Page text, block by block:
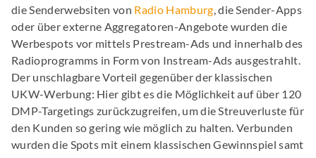
die Senderwebsiten von Radio Hamburg, die Sender-Apps
oder über externe Aggregatoren-Angebote wurden die
Werbespots vor mittels Prestream-Ads und innerhalb des
Radioprogramms in Form von Instream-Ads ausgestrahlt.
Der unschlagbare Vorteil gegenüber der klassischen
UKW-Werbung: Hier gibt es die Möglichkeit auf über 120
DMP-Targetings zurückzugreifen, um die Streuverluste für
den Kunden so gering wie möglich zu halten. Verbunden
wurden die Spots mit einem klassischen Gewinnspiel samt